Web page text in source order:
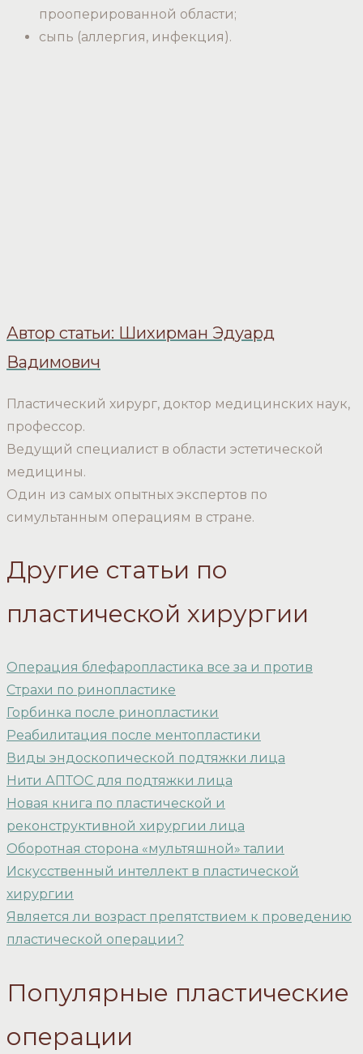
прооперированной области;
сыпь (аллергия, инфекция).
Автор статьи: Шихирман Эдуард
Вадимович
Пластический хирург, доктор медицинских наук,
профессор.
Ведущий специалист в области эстетической
медицины.
Один из самых опытных экспертов по
симультанным операциям в стране.
Другие статьи по
пластической хирургии
Операция блефаропластика все за и против
Страхи по ринопластике
Горбинка после ринопластики
Реабилитация после ментопластики
Виды эндоскопической подтяжки лица
Нити АПТОС для подтяжки лица
Новая книга по пластической и
реконструктивной хирургии лица
Оборотная сторона «мультяшной» талии
Искусственный интеллект в пластической
хирургии
Является ли возраст препятствием к проведению
пластической операции?
Популярные пластические
операции